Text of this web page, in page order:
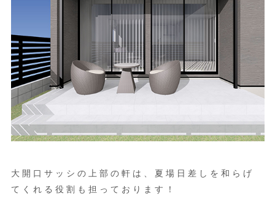
大開口サッシの上部の軒は、夏場日差しを和らげ
てくれる役割も担っております！